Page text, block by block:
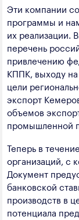
Эти компании
программы и
их реализации.
перечень
привлечению
КППК, выходу
цели
экспорт
объемов
промышленной
Теперь в
организаций, с
Документ
банковской
производств в
потенциала